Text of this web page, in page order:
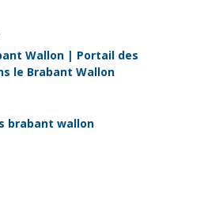
Wallon | Portail des
le Brabant Wallon
brabant wallon